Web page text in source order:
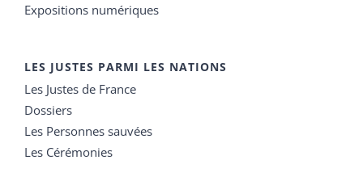
Expositions numériques
LES JUSTES PARMI LES NATIONS
Les Justes de France
Dossiers
Les Personnes sauvées
Les Cérémonies